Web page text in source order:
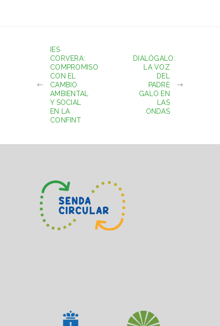
IES
CORVERA:
COMPROMISO
CON EL
CAMBIO
AMBIENTAL
Y SOCIAL
EN LA
CONFINT
DIALÓGALO:
LA VOZ
DEL
PADRE
GALO EN
LAS
ONDAS